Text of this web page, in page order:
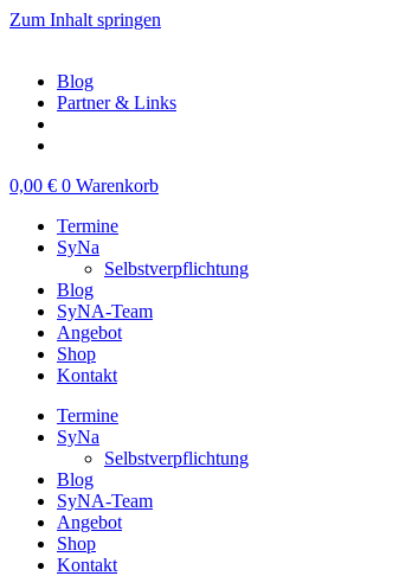
Zum Inhalt springen
Blog
Partner & Links
0,00 € 0 Warenkorb
Termine
SyNa
Selbstverpflichtung
Blog
SyNA-Team
Angebot
Shop
Kontakt
Termine
SyNa
Selbstverpflichtung
Blog
SyNA-Team
Angebot
Shop
Kontakt